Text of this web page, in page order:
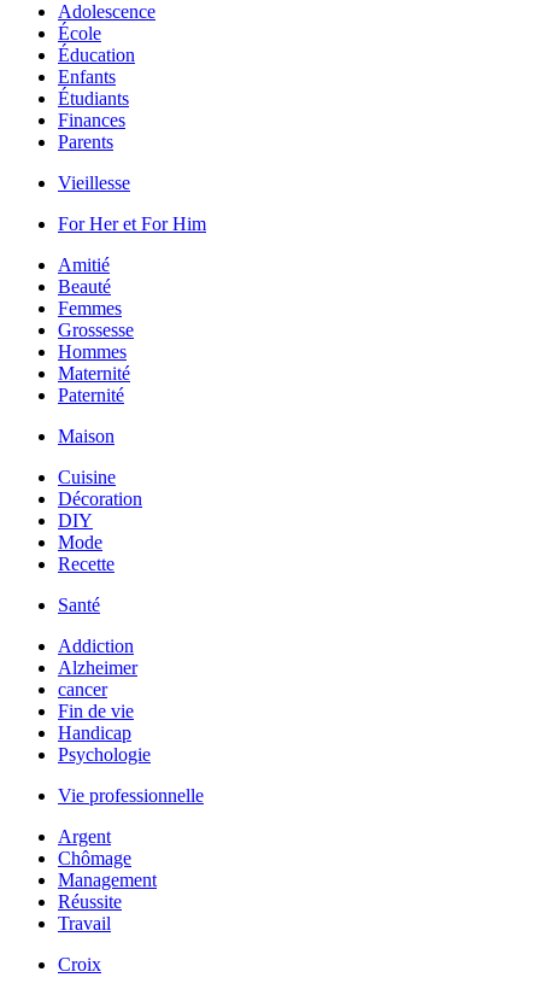
Adolescence
École
Éducation
Enfants
Étudiants
Finances
Parents
Vieillesse
For Her et For Him
Amitié
Beauté
Femmes
Grossesse
Hommes
Maternité
Paternité
Maison
Cuisine
Décoration
DIY
Mode
Recette
Santé
Addiction
Alzheimer
cancer
Fin de vie
Handicap
Psychologie
Vie professionnelle
Argent
Chômage
Management
Réussite
Travail
Croix